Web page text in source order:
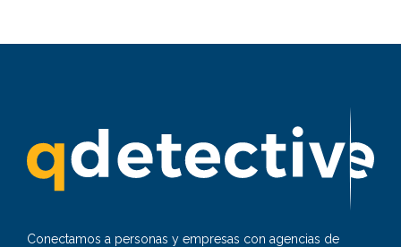
Conectamos a personas y empresas con agencias de